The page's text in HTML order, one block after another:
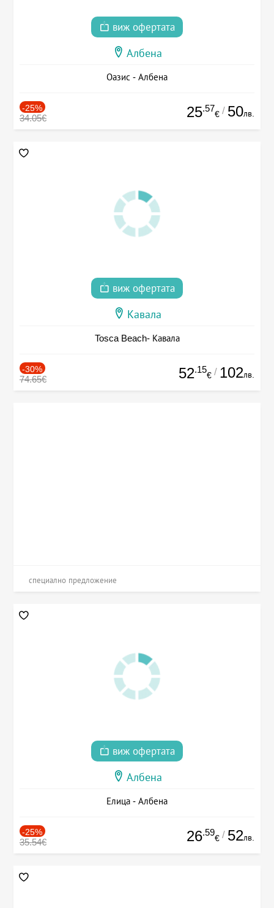
виж офертата
Албена
Оазис - Албена
-25%
34.05€ 25.57
€ / 50лв.
виж офертата
Кавала
Tosca Beach- Кавала
-30%
74.65€ 52.15
€ / 102лв.
специално предложение
виж офертата
Албена
Елица - Албена
-25%
35.54€ 26.59
€ / 52лв.